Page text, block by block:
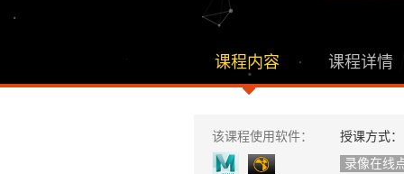
课程内容 课程详情
该课程使用软件：
授课方式：
录像在线